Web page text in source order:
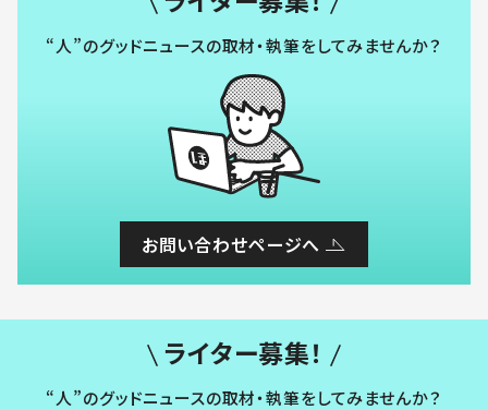
“人”のグッドニュースの取材・執筆をしてみませんか？
お問い合わせページへ
ライター募集！
“人”のグッドニュースの取材・執筆をしてみませんか？